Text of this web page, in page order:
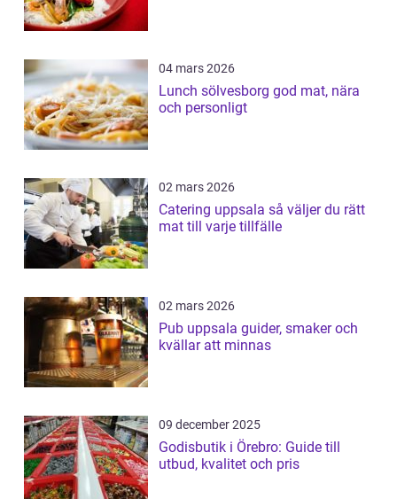
04 mars 2026
Lunch sölvesborg god mat, nära
och personligt
02 mars 2026
Catering uppsala så väljer du rätt
mat till varje tillfälle
02 mars 2026
Pub uppsala guider, smaker och
kvällar att minnas
09 december 2025
Godisbutik i Örebro: Guide till
utbud, kvalitet och pris